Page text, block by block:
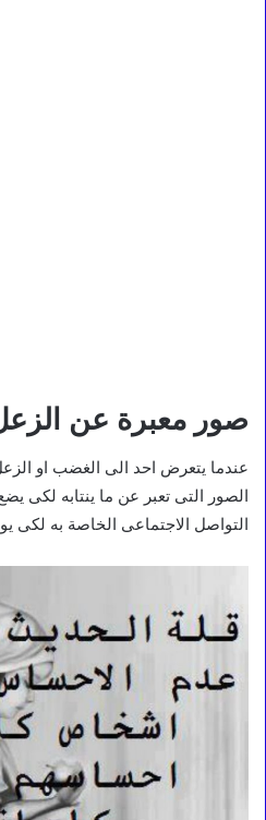
صور معبرة عن
عندما يتعرض احد الى الغضب او
الصور التى تعبر عن ما ينتابه لكى
التواصل الاجتماعى الخاصة به لكى